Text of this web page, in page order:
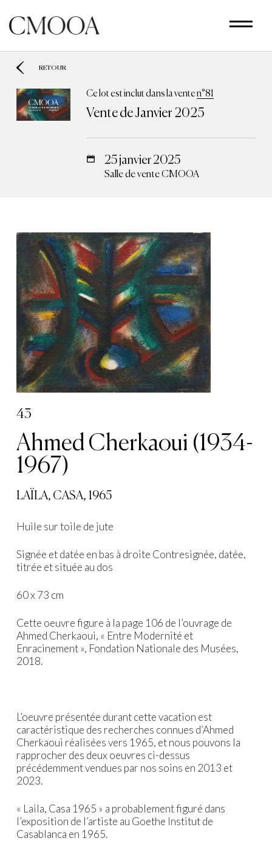
contenu
principal
RETOUR
Ce lot est inclut dans la venten°81
Vente de Janvier 2025
25 janvier 2025
Salle de vente CMOOA
43
Ahmed Cherkaoui (1934-
1967)
LAÏLA, CASA, 1965
Huile sur toile de jute
Signée et datée en bas à droite Contresignée, datée,
titrée et située au dos
60 x 73 cm
Cette oeuvre figure à la page 106 de l’ouvrage de
Ahmed Cherkaoui, « Entre Modernité et
Enracinement », Fondation Nationale des Musées,
2018.
L’oeuvre présentée durant cette vacation est
caractéristique des recherches connues d’Ahmed
Cherkaoui réalisées vers 1965, et nous pouvons la
rapprocher des deux oeuvres ci-dessus
précédemment vendues par nos soins en 2013 et
2023.
« Laila, Casa 1965 » a probablement figuré dans
l’exposition de l’artiste au Goethe Institut de
Casablanca en 1965.